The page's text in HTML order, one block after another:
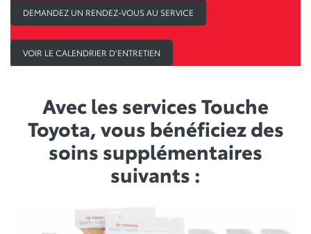
DEMANDEZ UN RENDEZ-VOUS AU SERVICE
VOIR LE CALENDRIER D’ENTRETIEN
Avec les services Touche
Toyota, vous bénéficiez des
soins supplémentaires
suivants :